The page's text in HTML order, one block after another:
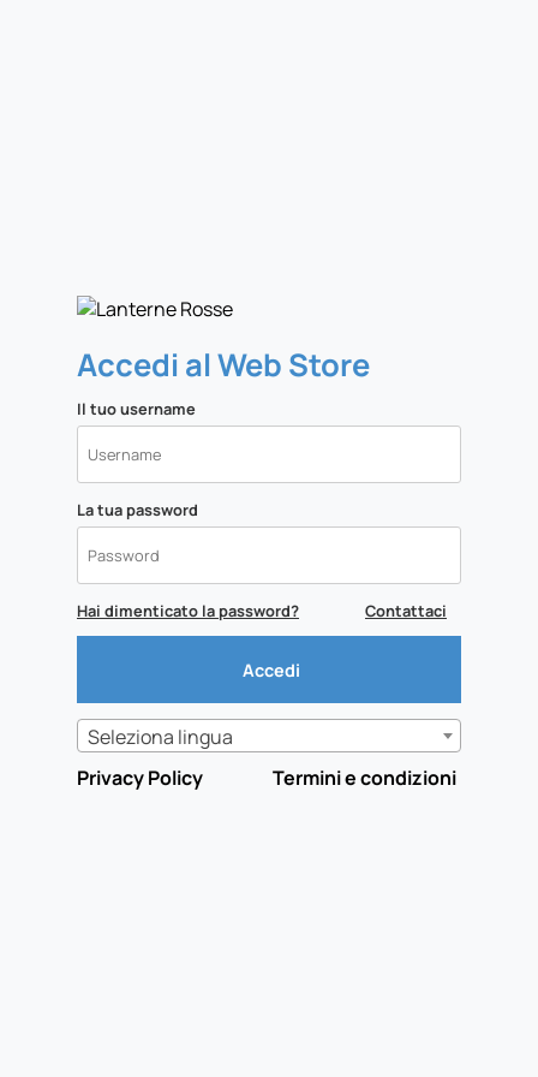
Accedi al Web Store
Il tuo username
La tua password
Hai dimenticato la password? Contattaci
Seleziona lingua
Privacy Policy
Termini e condizioni